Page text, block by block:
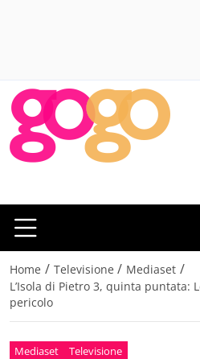
Home / Televisione / Mediaset /
L’Isola di Pietro 3, quinta puntata:
pericolo
Mediaset Televisione